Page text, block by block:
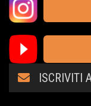
ISCRIVITI